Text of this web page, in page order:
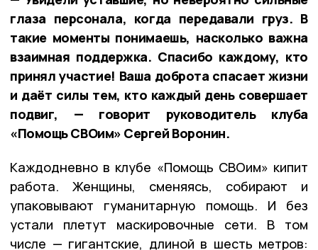
глаза персонала, когда передавали груз. В
такие моменты понимаешь, насколько важна
взаимная поддержка. Спасибо каждому, кто
принял участие! Ваша доброта спасает жизни
и даёт силы тем, кто каждый день совершает
подвиг, — говорит руководитель клуба
«Помощь СВОим» Сергей Воронин.
Каждодневно в клубе «Помощь СВОим» кипит
работа. Женщины, сменяясь, собирают и
упаковывают гуманитарную помощь. И без
устали плетут маскировочные сети. В том
числе — гигантские, длиной в шесть метров: